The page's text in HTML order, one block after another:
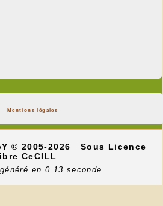
Mentions légales
© 2005-2026
Sous Licence
CeCILL
en 0.13 seconde